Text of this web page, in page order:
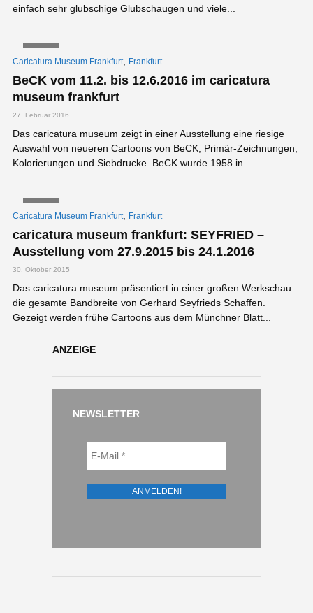
einfach sehr glubschige Glubschaugen und viele...
Caricatura Museum Frankfurt Frankfurt
BeCK vom 11.2. bis 12.6.2016 im caricatura
museum frankfurt
27. Februar 2016
Das caricatura museum zeigt in einer Ausstellung eine riesige
Auswahl von neueren Cartoons von BeCK, Primär-Zeichnungen,
Kolorierungen und Siebdrucke. BeCK wurde 1958 in...
Caricatura Museum Frankfurt Frankfurt
caricatura museum frankfurt: SEYFRIED –
Ausstellung vom 27.9.2015 bis 24.1.2016
30. Oktober 2015
Das caricatura museum präsentiert in einer großen Werkschau
die gesamte Bandbreite von Gerhard Seyfrieds Schaffen.
Gezeigt werden frühe Cartoons aus dem Münchner Blatt...
ANZEIGE
NEWSLETTER